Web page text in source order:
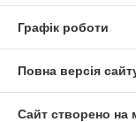
Графік роботи
Повна версія
Сайт створено на